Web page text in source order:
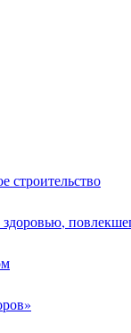
строительство